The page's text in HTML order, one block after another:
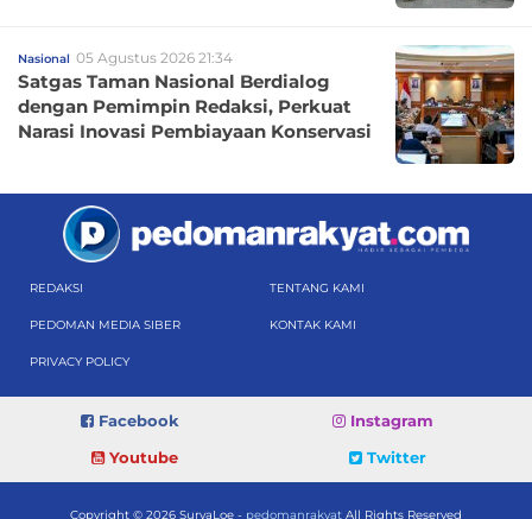
Nasional 05 Agustus 2026 21:34
Satgas Taman Nasional Berdialog
dengan Pemimpin Redaksi, Perkuat
Narasi Inovasi Pembiayaan Konservasi
REDAKSI TENTANG KAMI
PEDOMAN MEDIA SIBER KONTAK KAMI
PRIVACY POLICY
Facebook
Instagram
Youtube
Twitter
Copyright © 2026 SuryaLoe - pedomanrakyat All Rights Reserved